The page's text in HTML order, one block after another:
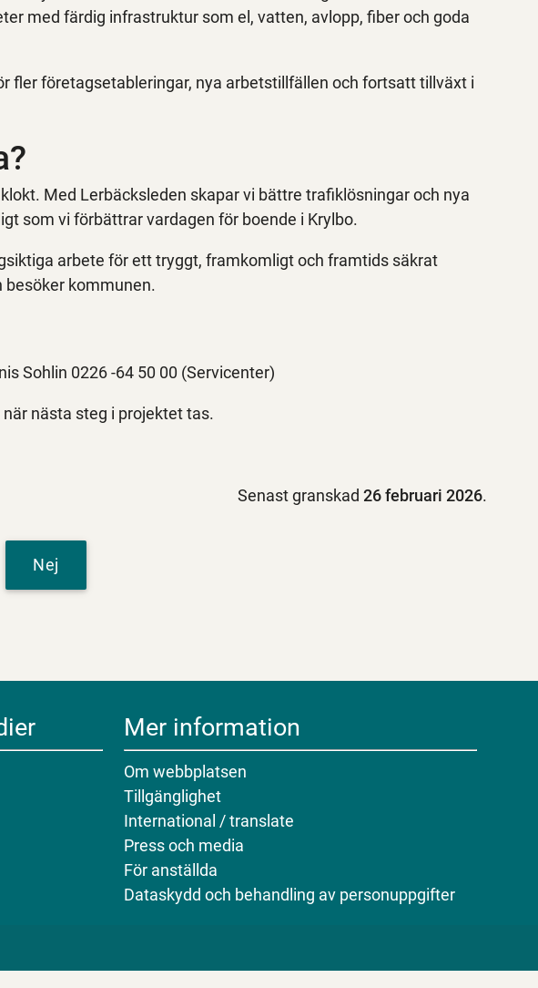
med färdig infrastruktur som el, vatten, avlopp, fiber och goda
fler företagsetableringar, nya arbetstillfällen och fortsatt tillväxt i
Med Lerbäcksleden skapar vi bättre trafiklösningar och nya
som vi förbättrar vardagen för boende i Krylbo.
arbete för ett tryggt, framkomligt och framtids säkrat
besöker kommunen.
Sohlin 0226 -64 50 00 (Servicenter)
nästa steg i projektet tas.
Senast granskad26 februari 2026.
Nej
Mer information
Om webbplatsen
Tillgänglighet
International / translate
Press och media
För anställda
Dataskydd och behandling av personuppgifter